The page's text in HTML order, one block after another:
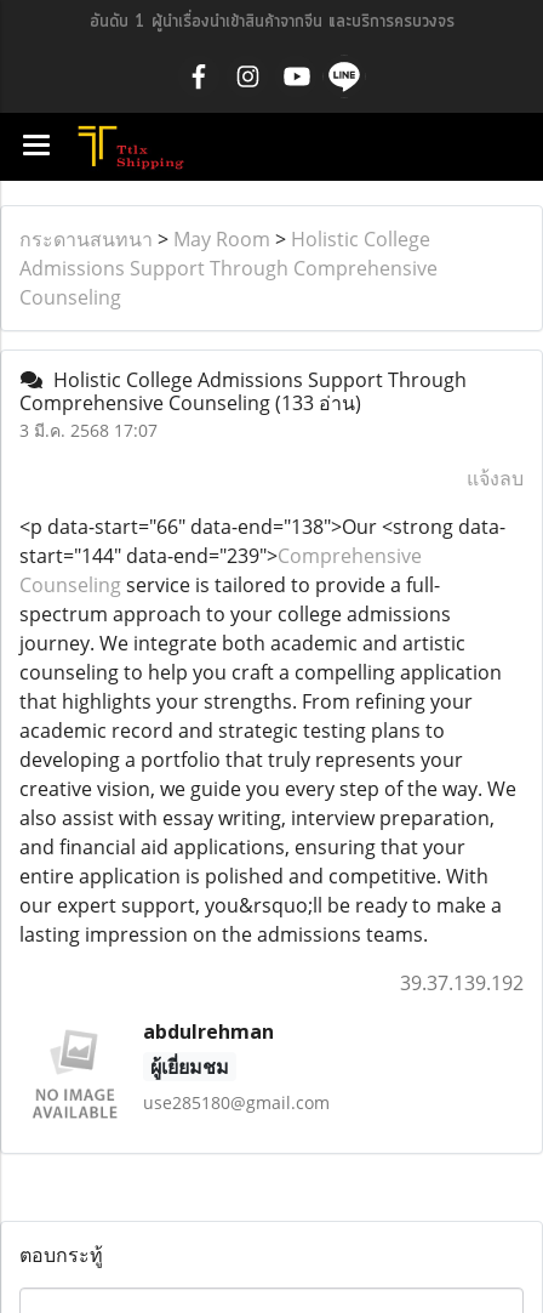
อันดับ 1 ผู้นำเรื่องนำเข้าสินค้าจากจีน และบริการครบวงจร
กระดานสนทนา > May Room > Holistic College
Admissions Support Through Comprehensive
Counseling
Holistic College Admissions Support Through
Comprehensive Counseling(133 อ่าน)
3 มี.ค. 2568 17:07
แจ้งลบ
<p data-start="66" data-end="138">Our <strong data-
start="144" data-end="239">Comprehensive
Counselingservice is tailored to provide a full-
spectrum approach to your college admissions
journey. We integrate both academic and artistic
counseling to help you craft a compelling application
that highlights your strengths. From refining your
academic record and strategic testing plans to
developing a portfolio that truly represents your
creative vision, we guide you every step of the way. We
also assist with essay writing, interview preparation,
and financial aid applications, ensuring that your
entire application is polished and competitive. With
our expert support, you&rsquo;ll be ready to make a
lasting impression on the admissions teams.
39.37.139.192
abdulrehman
ผู้เยี่ยมชม
use285180@gmail.com
ตอบกระทู้